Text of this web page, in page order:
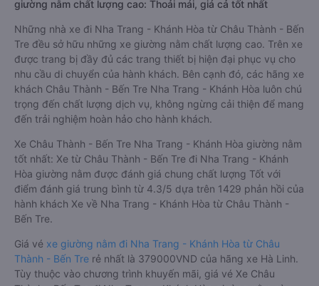
giường nằm chất lượng cao: Thoải mái, giá cả tốt nhất
Những nhà xe đi Nha Trang - Khánh Hòa từ Châu Thành - Bến
Tre đều sở hữu những xe giường nằm chất lượng cao. Trên xe
được trang bị đầy đủ các trang thiết bị hiện đại phục vụ cho
nhu cầu di chuyển của hành khách. Bên cạnh đó, các hãng xe
khách Châu Thành - Bến Tre Nha Trang - Khánh Hòa luôn chú
trọng đến chất lượng dịch vụ, không ngừng cải thiện để mang
đến trải nghiệm hoàn hảo cho hành khách.
Xe Châu Thành - Bến Tre Nha Trang - Khánh Hòa giường nằm
tốt nhất: Xe từ Châu Thành - Bến Tre đi Nha Trang - Khánh
Hòa giường nằm được đánh giá chung chất lượng Tốt với
điểm đánh giá trung bình từ 4.3/5 dựa trên 1429 phản hồi của
hành khách Xe về Nha Trang - Khánh Hòa từ Châu Thành -
Bến Tre.
Giá vé xe giường nằm đi Nha Trang - Khánh Hòa từ Châu
Thành - Bến Tre rẻ nhất là 379000VND của hãng xe Hà Linh.
Tùy thuộc vào chương trình khuyến mãi, giá vé Xe Châu